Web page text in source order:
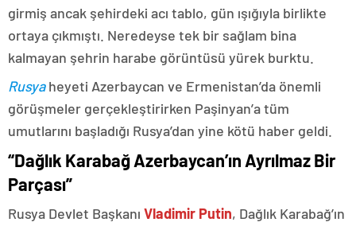
girmiş ancak şehirdeki acı tablo, gün ışığıyla birlikte
ortaya çıkmıştı. Neredeyse tek bir sağlam bina
kalmayan şehrin harabe görüntüsü yürek burktu.
Rusyaheyeti Azerbaycan ve Ermenistan’da önemli
görüşmeler gerçekleştirirken Paşinyan’a tüm
umutlarını başladığı Rusya’dan yine kötü haber geldi.
“Dağlık Karabağ Azerbaycan’ın Ayrılmaz Bir
Parçası”
Rusya Devlet Başkanı Vladimir Putin, Dağlık Karabağ’ın